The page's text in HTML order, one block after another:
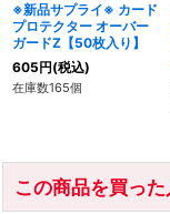
※新品サプライ※ カード
プロテクター オーバー
ガードZ【50枚入り】
605円(税込)
在庫数165個
この商品を買っ